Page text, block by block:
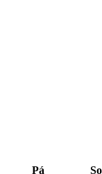
Pá
So